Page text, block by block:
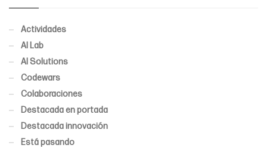
Actividades
AI Lab
AI Solutions
Codewars
Colaboraciones
Destacada en portada
Destacada innovación
Está pasando